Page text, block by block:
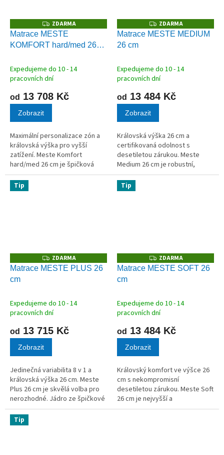
Z
D
A
R
ZDARMA
Matrace MESTE
KOMFORT hard/med 26
Expedujeme do 10 - 14
pracovních dní
od 13 708 Kč
Zobrazit
Maximální personalizace zón a
královská výška pro vyšší
zatížení. Meste Komfort
hard/med 26 cm je špičková
matrace vybavená unikátním
jádrem s možností
individuálního nastavení zón.
Z
D
A
ZDARMA
Matrace MESTE MEDIUM
26 cm
Expedujeme do 10 - 14
pracovních dní
od 13 484 Kč
Zobrazit
Královská výška 26 cm a
certifikovaná odolnost s
desetiletou zárukou. Meste
Medium 26 cm je robustní,
vysoká matrace navržená pro
milovníky střední tuhosti, kteří
nechtějí dělat kompromisy.
Tip
Z
D
A
ZDARMA
Matrace MESTE PLUS 26
cm
Expedujeme do 10 - 14
pracovních dní
od 13 715 Kč
Zobrazit
Jedinečná variabilita 8 v 1 a
královská výška 26 cm. Meste
Plus 26 cm je skvělá volba pro
nerozhodné. Jádro ze špičkové
studené pěny (55 kg/m³) je
kombinováno se dvěma různými
komfortními deskami, což...
Tip
Z
D
A
ZDARMA
Matrace MESTE SOFT 26
cm
Expedujeme do 10 - 14
pracovních dní
od 13 484 Kč
Zobrazit
Královský komfort ve výšce 26
cm s nekompromisní
desetiletou zárukou. Meste Soft
26 cm je nejvyšší a
nejpohodlnější měkká matrace v
Tip